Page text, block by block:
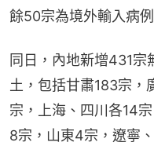
餘50宗為境外輸入病例
同日，內地新增431
土，包括甘肅183宗
宗，上海、四川各14
8宗，山東4宗，遼寧